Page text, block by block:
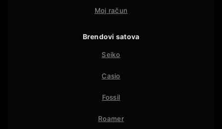
Moj račun
Brendovi satova
Seiko
Casio
Fossil
Roamer